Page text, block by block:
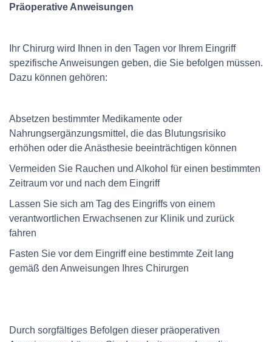
Präoperative Anweisungen
Ihr Chirurg wird Ihnen in den Tagen vor Ihrem Eingriff
spezifische Anweisungen geben, die Sie befolgen müssen.
Dazu können gehören:
Absetzen bestimmter Medikamente oder
Nahrungsergänzungsmittel, die das Blutungsrisiko
erhöhen oder die Anästhesie beeinträchtigen können
Vermeiden Sie Rauchen und Alkohol für einen bestimmten
Zeitraum vor und nach dem Eingriff
Lassen Sie sich am Tag des Eingriffs von einem
verantwortlichen Erwachsenen zur Klinik und zurück
fahren
Fasten Sie vor dem Eingriff eine bestimmte Zeit lang
gemäß den Anweisungen Ihres Chirurgen
Durch sorgfältiges Befolgen dieser präoperativen